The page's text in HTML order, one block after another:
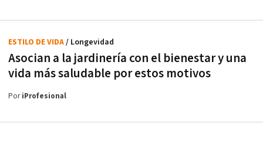
Asocian a la jardinería con el bienestar y una
vida más saludable por estos motivos
ESTILO DE VIDA/ Longevidad
PoriProfesional